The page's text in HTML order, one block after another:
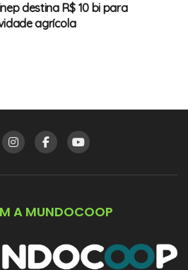
destina R$ 10 bi para
agrícola
A MUNDOCOOP